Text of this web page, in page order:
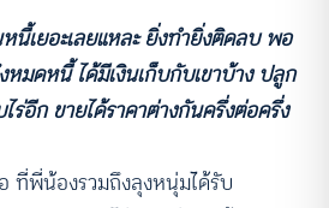
นี้เยอะเลยแหละ ยิ่งทำยิ่งติดลบ พอ
มดหนี้ ได้มีเงินเก็บกับเขาบ้าง ปลูก
ร่อีก ขายได้ราคาต่างกันครึ่งต่อครึ่ง
ที่พี่น้องรวมถึงลุงหนุ่มได้รับ